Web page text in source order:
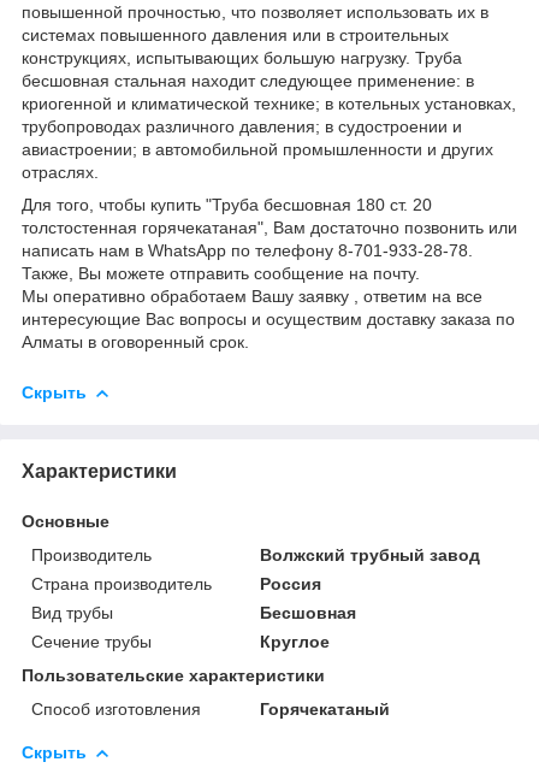
повышенной прочностью, что позволяет использовать их в
системах повышенного давления или в строительных
конструкциях, испытывающих большую нагрузку. Труба
бесшовная стальная находит следующее применение: в
криогенной и климатической технике; в котельных установках,
трубопроводах различного давления; в судостроении и
авиастроении; в автомобильной промышленности и других
отраслях.
Для того, чтобы купить "Труба бесшовная 180 ст. 20
толстостенная горячекатаная", Вам достаточно позвонить или
написать нам в WhatsApp по телефону 8-701-933-28-78.
Также, Вы можете отправить сообщение на почту.
Мы оперативно обработаем Вашу заявку , ответим на все
интересующие Вас вопросы и осуществим доставку заказа по
Алматы в оговоренный срок.
Скрыть
Характеристики
Основные
Производитель
Волжский трубный завод
Страна производитель
Россия
Вид трубы
Бесшовная
Сечение трубы
Круглое
Пользовательские характеристики
Способ изготовления
Горячекатаный
Скрыть